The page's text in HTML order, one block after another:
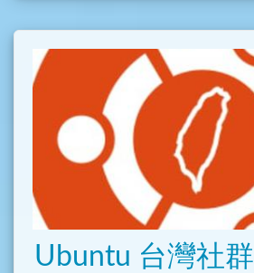
Ubuntu 台灣社群